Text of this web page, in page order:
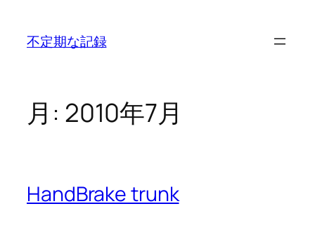
不定期な記録
月: 2010年7月
HandBrake trunk